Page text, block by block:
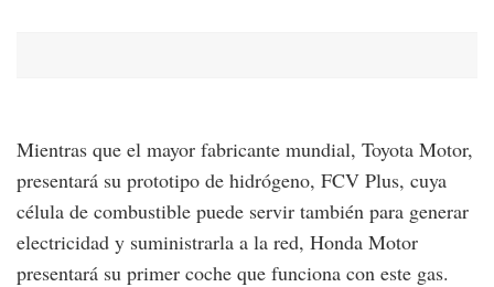
Mientras que el mayor fabricante mundial, Toyota Motor,
presentará su prototipo de hidrógeno, FCV Plus, cuya
célula de combustible puede servir también para generar
electricidad y suministrarla a la red, Honda Motor
presentará su primer coche que funciona con este gas.